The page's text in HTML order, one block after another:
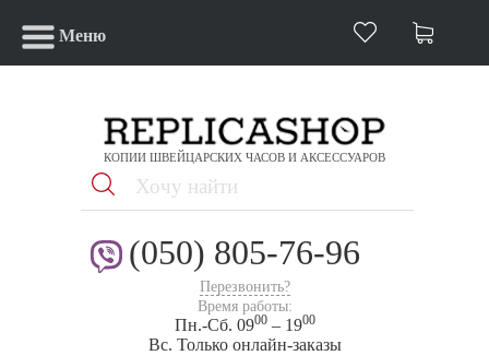
Меню
КОПИИ ШВЕЙЦАРСКИХ ЧАСОВ И АКСЕССУАРОВ
(050) 805-76-96
Перезвонить?
Время работы:
Пн.-Сб. 0900– 1900
Вс. Только онлайн-заказы